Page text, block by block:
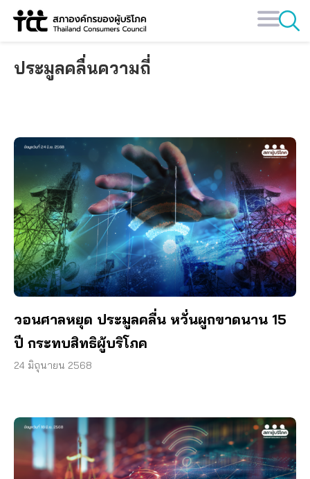
Skip
ประมูลคลื่นความถี่
วอนศาลหยุด ประมูลคลื่น หวั่นผูกขาดนาน 15
ปี กระทบสิทธิผู้บริโภค
24 มิถุนายน 2568